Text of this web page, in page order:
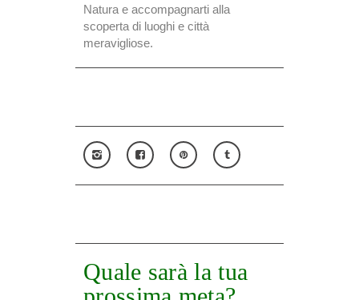
Natura e accompagnarti alla
scoperta di luoghi e città
meravigliose.
Quale sarà la tua